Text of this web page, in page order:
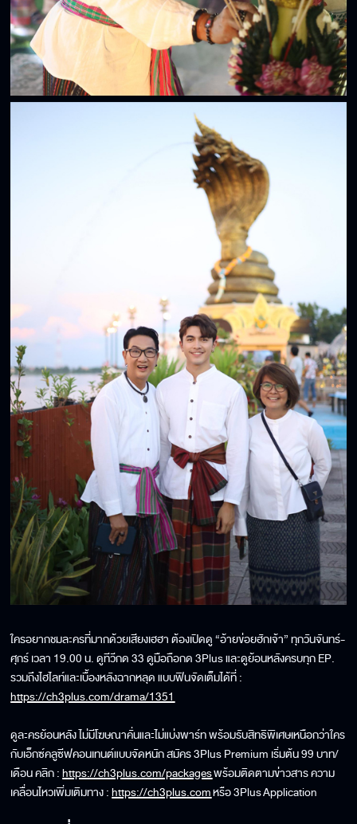
ใครอยากชมละครที่มากด้วยเสียงเฮฮา ต้องเปิดดู “อ้ายข่อยฮักเจ้า” ทุกวันจันทร์-
ศุกร์ เวลา 19.00 น. ดูทีวีกด 33 ดูมือถือกด 3Plus และดูย้อนหลังครบทุก EP.
รวมถึงไฮไลท์และเบื้องหลังฉากหลุด แบบฟินจัดเต็มได้ที่ :
https://ch3plus.com/drama/1351
ดูละครย้อนหลัง ไม่มีโฆษณาคั่นและไม่แบ่งพาร์ท พร้อมรับสิทธิพิเศษเหนือกว่าใคร
กับเอ็กซ์คลูซีฟคอนเทนต์แบบจัดหนัก สมัคร 3Plus Premium เริ่มต้น 99 บาท/
เดือน คลิก :https://ch3plus.com/packagesพร้อมติดตามข่าวสาร ความ
เคลื่อนไหวเพิ่มเติมทาง :https://ch3plus.comหรือ 3Plus Application